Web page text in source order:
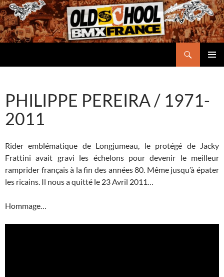
Aller
au
contenu
PHILIPPE PEREIRA / 1971-
2011
Rider emblématique de Longjumeau, le protégé de Jacky
Frattini avait gravi les échelons pour devenir le meilleur
ramprider français à la fin des années 80. Même jusqu’à épater
les ricains. Il nous a quitté le 23 Avril 2011…
Hommage…